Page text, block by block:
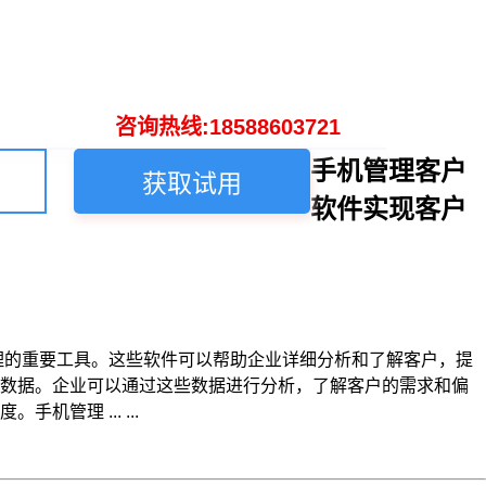
咨询热线:18588603721
获取试用
手机管理客户
软件实现客户
重要工具。这些软件可以帮助企业详细分析和了解客户，提
据。企业可以通过这些数据进行分析，了解客户的需求和偏
。手机管理 ... ...